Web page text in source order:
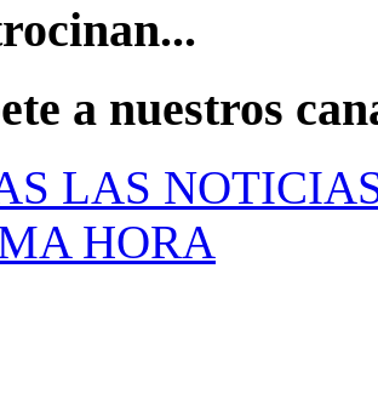
a nuestros
LAS
HORA